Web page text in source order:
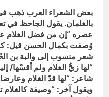
بعض الشعراء العرب ذهب في
بالغلمان. يقول الجاحظ في
عصره “إن من فضل الغلام
وُصفت بكمال الحسن قيل‏:‏
شعر منسوب إلى والبة بن
“لها زيُّ الغلام ولم أقسْها/
شاعر: “لها قدّ الغلام
ويقول آخر: “وصيفة